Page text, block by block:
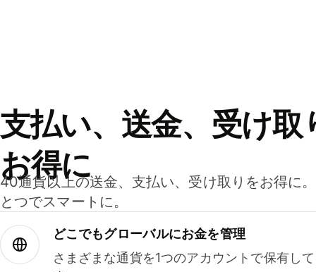
支払い、送金、受け取
お得に
40通貨以上の送金、支払い、受け取りをお得に
とつでスマートに。
どこでもグ⁠ロ⁠ー⁠バ⁠ルにお金を管理
さまざまな通貨を1つのアカウントで保有し